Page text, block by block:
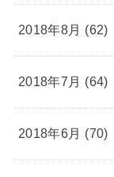
2018年8月 (62)
2018年7月 (64)
2018年6月 (70)